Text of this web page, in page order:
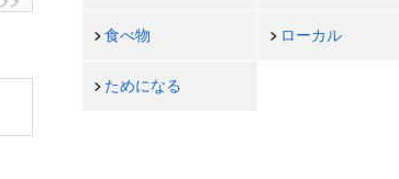
食べ物 ローカル
ためになる